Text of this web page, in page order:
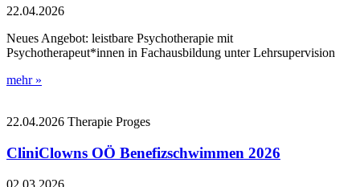
22.04.2026
Neues Angebot: leistbare Psychotherapie mit
Psychotherapeut*innen in Fachausbildung unter Lehrsupervision
mehr »
22.04.2026 Therapie Proges
CliniClowns OÖ Benefizschwimmen 2026
02.03.2026